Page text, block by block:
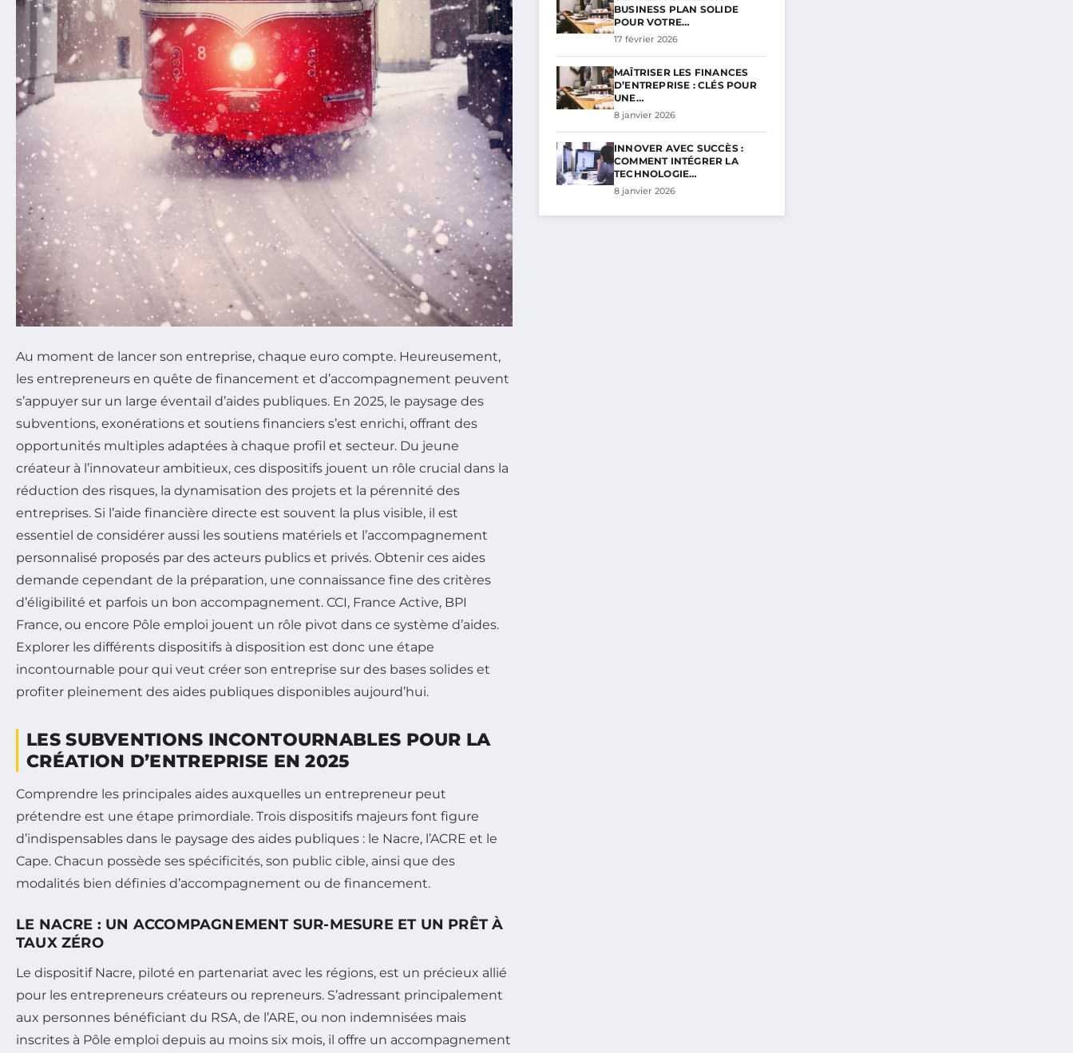
Au moment de lancer son entreprise, chaque euro compte. Heureusement,
les entrepreneurs en quête de financement et d’accompagnement peuvent
s’appuyer sur un large éventail d’aides publiques. En 2025, le paysage des
subventions, exonérations et soutiens financiers s’est enrichi, offrant des
opportunités multiples adaptées à chaque profil et secteur. Du jeune
créateur à l’innovateur ambitieux, ces dispositifs jouent un rôle crucial dans la
réduction des risques, la dynamisation des projets et la pérennité des
entreprises. Si l’aide financière directe est souvent la plus visible, il est
essentiel de considérer aussi les soutiens matériels et l’accompagnement
personnalisé proposés par des acteurs publics et privés. Obtenir ces aides
demande cependant de la préparation, une connaissance fine des critères
d’éligibilité et parfois un bon accompagnement. CCI, France Active, BPI
France, ou encore Pôle emploi jouent un rôle pivot dans ce système d’aides.
Explorer les différents dispositifs à disposition est donc une étape
incontournable pour qui veut créer son entreprise sur des bases solides et
profiter pleinement des aides publiques disponibles aujourd’hui.
LES SUBVENTIONS INCONTOURNABLES POUR LA
CRÉATION D’ENTREPRISE EN 2025
Comprendre les principales aides auxquelles un entrepreneur peut
prétendre est une étape primordiale. Trois dispositifs majeurs font figure
d’indispensables dans le paysage des aides publiques : le Nacre, l’ACRE et le
Cape. Chacun possède ses spécificités, son public cible, ainsi que des
modalités bien définies d’accompagnement ou de financement.
LE NACRE : UN ACCOMPAGNEMENT SUR-MESURE ET UN PRÊT À
TAUX ZÉRO
Le dispositif Nacre, piloté en partenariat avec les régions, est un précieux allié
pour les entrepreneurs créateurs ou repreneurs. S’adressant principalement
aux personnes bénéficiant du RSA, de l’ARE, ou non indemnisées mais
inscrites à Pôle emploi depuis au moins six mois, il offre un accompagnement
BUSINESS PLAN SOLIDE
POUR VOTRE…
17 février 2026
MAÎTRISER LES FINANCES
D’ENTREPRISE : CLÉS POUR
UNE…
8 janvier 2026
INNOVER AVEC SUCCÈS :
COMMENT INTÉGRER LA
TECHNOLOGIE…
8 janvier 2026